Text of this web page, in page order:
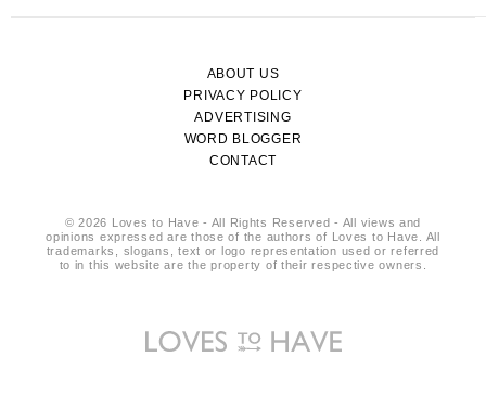
ABOUT US
PRIVACY POLICY
ADVERTISING
WORD BLOGGER
CONTACT
© 2026 Loves to Have - All Rights Reserved - All views and
opinions expressed are those of the authors of Loves to Have. All
trademarks, slogans, text or logo representation used or referred
to in this website are the property of their respective owners.